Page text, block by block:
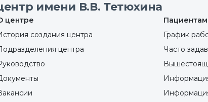
имени В.В. Тетюхина
центре
создания центра
центра
Пациентам
График
Часто